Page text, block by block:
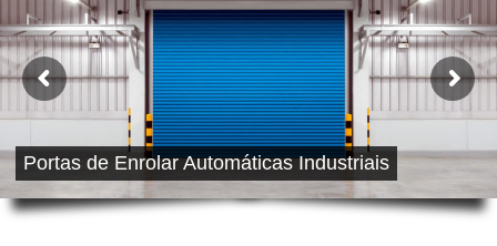
Portas de Enrolar Automáticas Industriais